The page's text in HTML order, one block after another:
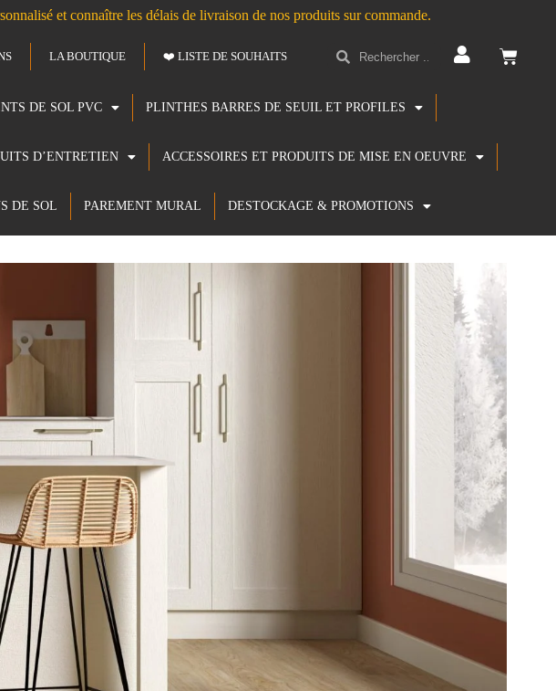
et connaître les délais de livraison de nos produits sur commande.
LA BOUTIQUE ❤️ LISTE DE SOUHAITS
DE SOL PVC PLINTHES BARRES DE SEUIL ET PROFILES
D’ENTRETIEN ACCESSOIRES ET PRODUITS DE MISE EN OEUVRE
DE SOL PAREMENT MURAL DESTOCKAGE & PROMOTIONS